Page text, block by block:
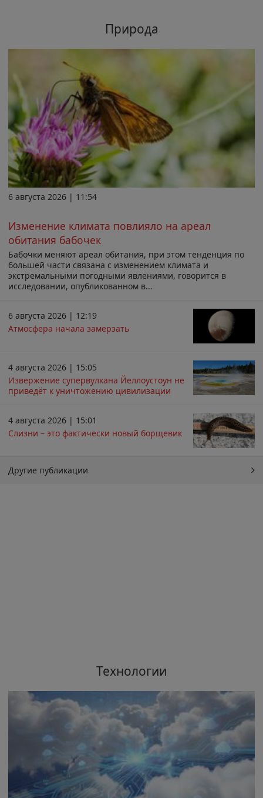
Природа
6 августа 2026 | 11:54
Изменение климата повлияло на ареал
обитания бабочек
Бабочки меняют ареал обитания, при этом тенденция по
большей части связана с изменением климата и
экстремальными погодными явлениями, говорится в
исследовании, опубликованном в...
6 августа 2026 | 12:19
Атмосфера начала замерзать
4 августа 2026 | 15:05
Извержение супервулкана Йеллоустоун не
приведёт к уничтожению цивилизации
4 августа 2026 | 15:01
Слизни – это фактически новый борщевик
Другие публикации
Технологии